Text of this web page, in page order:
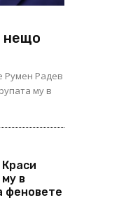
нещо
Румен Радев
му в
Краси
в
феновете